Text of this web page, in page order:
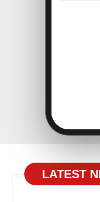
LATEST